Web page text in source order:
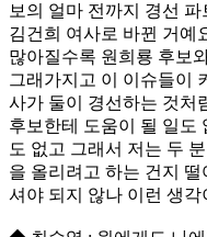
보의 얼마 전까지 경선
김건희 여사로 바뀐 거예
많아질수록 원희룡 후보
그래가지고 이 이슈들이
사가 둘이 경선하는 것처
후보한테 도움이 될 일도
도 없고 그래서 저는 두
을 올리려고 하는 건지
셔야 되지 않나 이런 생각